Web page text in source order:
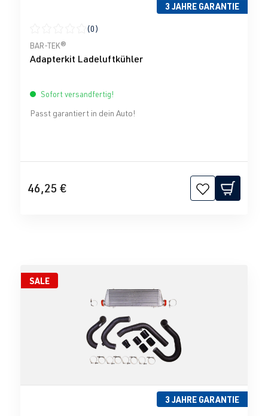
3 JAHRE GARANTIE
Durchschnittliche Bewertung von 0 von 5 Sternen
(0)
BAR-TEK®
Adapterkit Ladeluftkühler
Sofort versandfertig!
Passt garantiert in dein Auto!
46,25 €
SALE
3 JAHRE GARANTIE